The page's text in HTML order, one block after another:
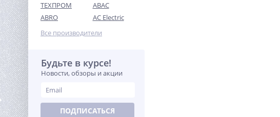
Насос скважинный
Джилекс Водомет 3ДК
45/110
23 750
ТЕХПРОМ
ABAC
ABRO
AC Electric
Все производители
Будьте в курсе!
Новости, обзоры и акции
ПОДПИСАТЬСЯ